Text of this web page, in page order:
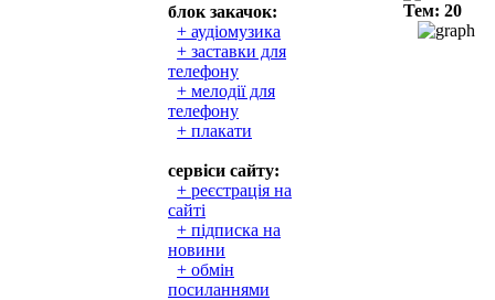
блок закачок:
+ аудіомузика
+ заставки для
телефону
+ мелодії для
телефону
+ плакати
сервіси сайту:
+ реєстрація на
сайті
+ підписка на
новини
+ обмін
посиланнями
Тем: 20